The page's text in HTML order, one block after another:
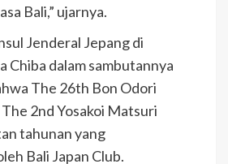
Bali,” ujarnya.
Jenderal Jepang di
Chiba dalam sambutannya
The 26th Bon Odori
2nd Yosakoi Matsuri
tahunan yang
Bali Japan Club.